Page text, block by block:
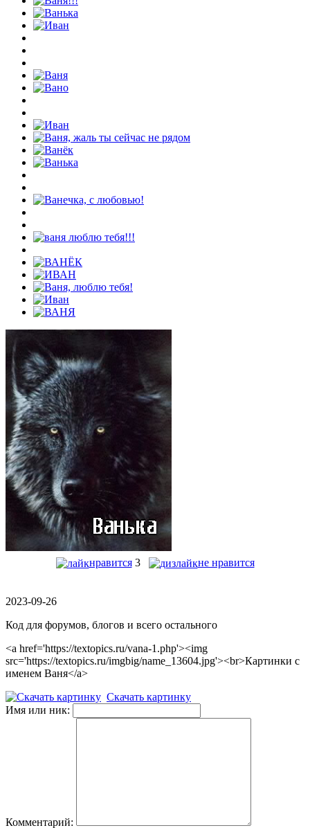
нравится 3 не нравится
2023-09-26
Код для форумов, блогов и всего остального
<a href='https://textopics.ru/vana-1.php'><img
src='https://textopics.ru/imgbig/name_13604.jpg'><br>Картинки с
именем Ваня</a>
Скачать картинку
Имя или ник:
Комментарий: